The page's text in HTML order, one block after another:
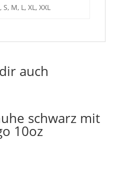
S, M, L, XL, XXL
auch
schwarz mit
10oz